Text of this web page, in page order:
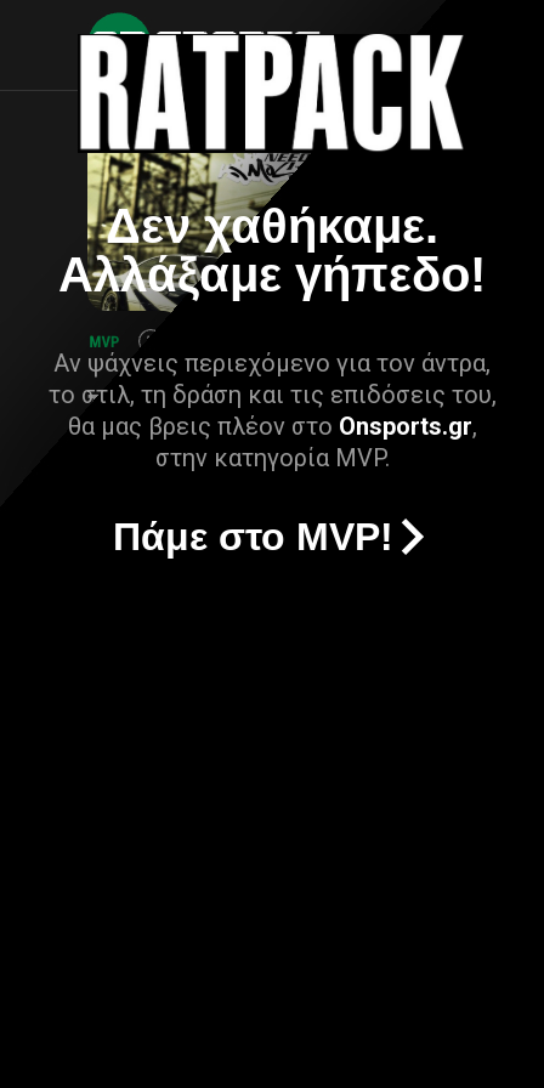
Δεν χαθήκαμε.
Αλλάξαμε γήπεδο!
Αν ψάχνεις περιεχόμενο για τον άντρα,
το στιλ, τη δράση και τις επιδόσεις του,
θα μας βρεις πλέον στο Onsports.gr,
στην κατηγορία MVP.
Πάμε στο MVP!